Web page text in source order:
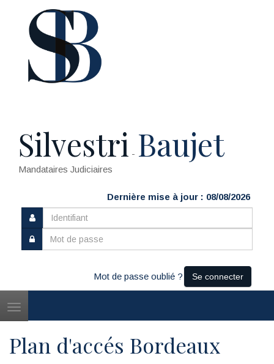
Silvestri - Baujet
Mandataires Judiciaires
Dernière mise à jour : 08/08/2026
Mot de passe oublié ? Se connecter
Toggle
Plan d'accés Bordeaux